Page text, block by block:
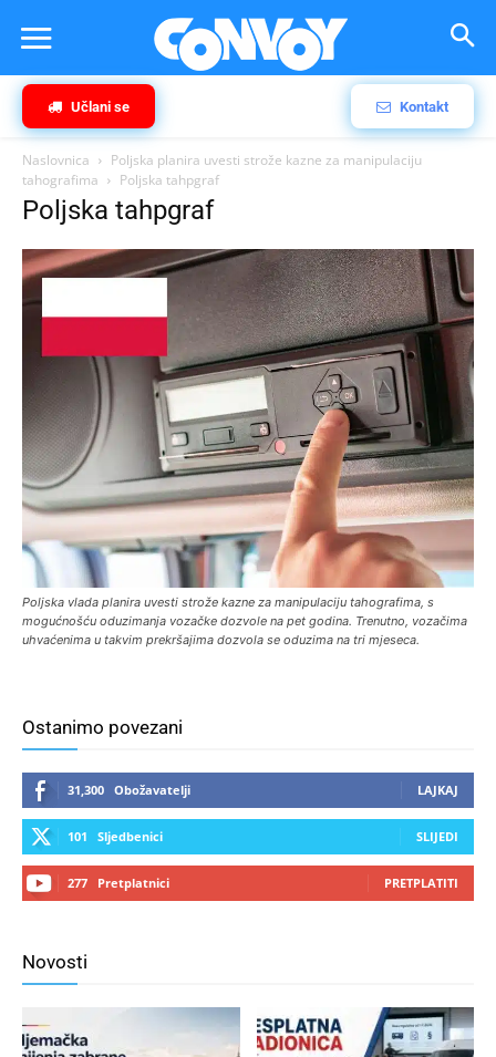
Učlani se Kontakt
Naslovnica
Poljska planira uvesti strože kazne za manipulaciju
tahografima
Poljska tahpgraf
Poljska tahpgraf
Poljska vlada planira uvesti strože kazne za manipulaciju tahografima, s
mogućnošću oduzimanja vozačke dozvole na pet godina. Trenutno, vozačima
uhvaćenima u takvim prekršajima dozvola se oduzima na tri mjeseca.
Ostanimo povezani
31,300 Obožavatelji LAJKAJ
101 Sljedbenici SLIJEDI
277 Pretplatnici PRETPLATITI
Novosti